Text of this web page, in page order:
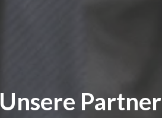
Unsere Partner